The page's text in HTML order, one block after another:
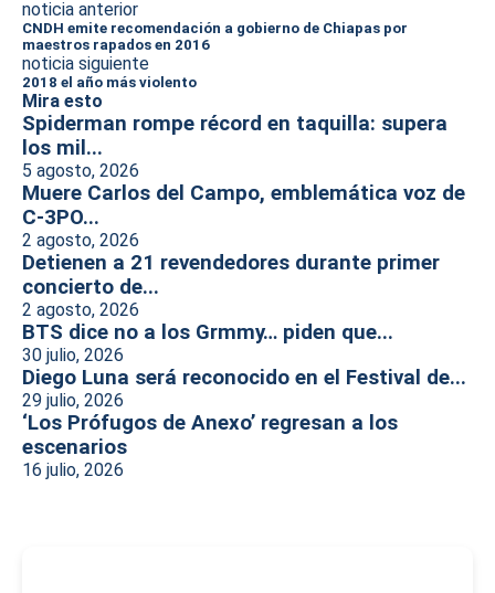
noticia anterior
CNDH emite recomendación a gobierno de Chiapas por
maestros rapados en 2016
noticia siguiente
2018 el año más violento
Mira esto
Spiderman rompe récord en taquilla: supera
los mil...
5 agosto, 2026
Muere Carlos del Campo, emblemática voz de
C-3PO...
2 agosto, 2026
Detienen a 21 revendedores durante primer
concierto de...
2 agosto, 2026
BTS dice no a los Grmmy… piden que...
30 julio, 2026
Diego Luna será reconocido en el Festival de...
29 julio, 2026
‘Los Prófugos de Anexo’ regresan a los
escenarios
16 julio, 2026